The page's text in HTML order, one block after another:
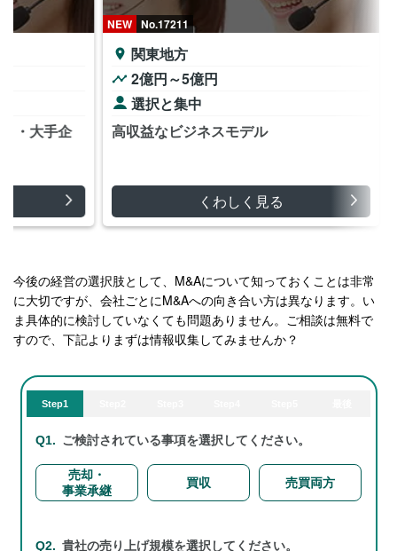
・大手企
NEW No.17211
関東地方
2億円～5億円
選択と集中
高収益なビジネスモデル
くわしく見る
今後の経営の選択肢として、M&Aについて知っておくことは非常
に大切ですが、会社ごとにM&Aへの向き合い方は異なります。い
ま具体的に検討していなくても問題ありません。ご相談は無料で
すので、下記よりまずは情報収集してみませんか？